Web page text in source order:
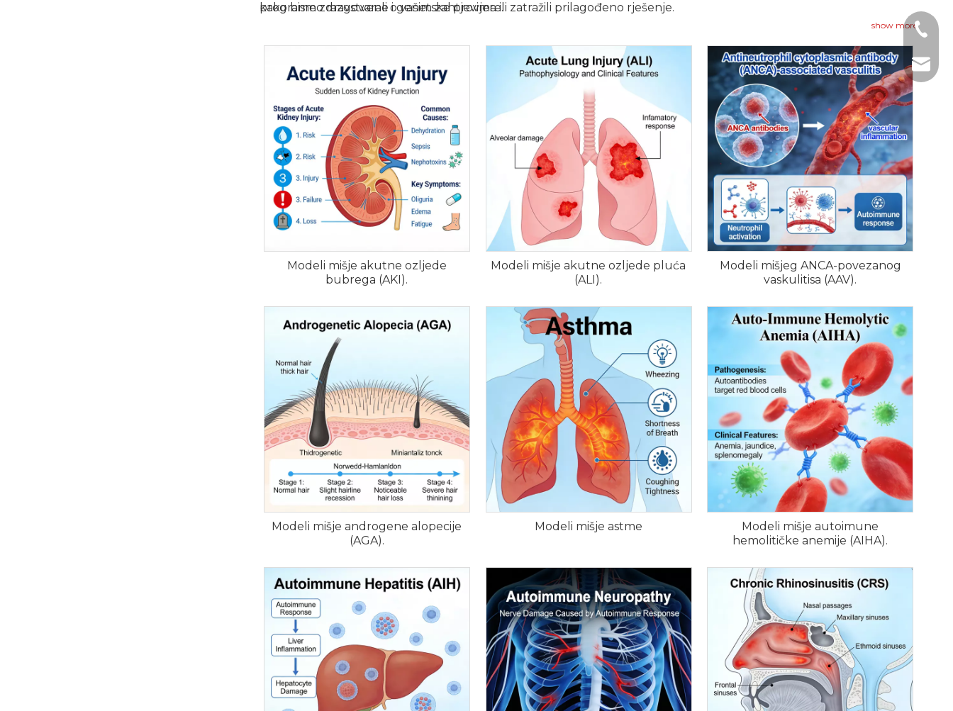
programe zdravstvene i genetske provjere.
– Obratite se našem timu za podršku za konzultacije,
ponude i pomoć pri odabiru modela i logistici.
kako bismo razgovarali o vašim zahtjevima ili zatražili prilagođeno rješenje.
show more
Modeli mišje akutne ozljede
bubrega (AKI).
Modeli mišje akutne ozljede pluća
(ALI).
Modeli mišjeg ANCA-povezanog
vaskulitisa (AAV).
Modeli mišje androgene alopecije
(AGA).
Modeli mišje astme
Modeli mišje autoimune
hemolitičke anemije (AIHA).
+1
+86-